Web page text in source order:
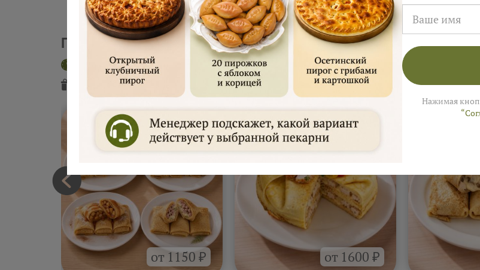
Пекарня "Русские блины"
Доставка сегодня Интервал 2 часа
На 4–6 человек ≈ 3 000 ₽
Подарокот пекарни Подарокот Ярмарки Пирогов
от 1150 ₽ от 1600 ₽
Нажимая